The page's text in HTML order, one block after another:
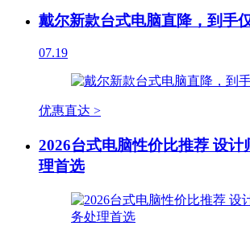
戴尔新款台式电脑直降，到手
07.19
优惠直达 >
2026台式电脑性价比推荐 设计
理首选